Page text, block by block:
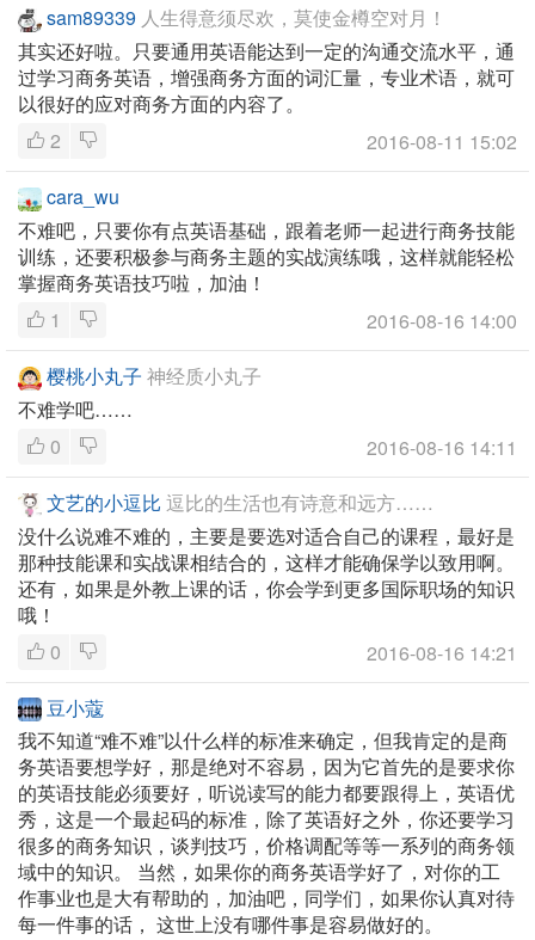
sam89339 人生得意须尽欢，莫使金樽空对月！
其实还好啦。只要通用英语能达到一定的沟通交流水平，通
过学习商务英语，增强商务方面的词汇量，专业术语，就可
以很好的应对商务方面的内容了。
2
2016-08-11 15:02
cara_wu
不难吧，只要你有点英语基础，跟着老师一起进行商务技能
训练，还要积极参与商务主题的实战演练哦，这样就能轻松
掌握商务英语技巧啦，加油！
1
2016-08-16 14:00
樱桃小丸子 神经质小丸子
不难学吧……
0
2016-08-16 14:11
文艺的小逗比 逗比的生活也有诗意和远方……
没什么说难不难的，主要是要选对适合自己的课程，最好是
那种技能课和实战课相结合的，这样才能确保学以致用啊。
还有，如果是外教上课的话，你会学到更多国际职场的知识
哦！
0
2016-08-16 14:21
豆小蔻
我不知道“难不难”以什么样的标准来确定，但我肯定的是商
务英语要想学好，那是绝对不容易，因为它首先的是要求你
的英语技能必须要好，听说读写的能力都要跟得上，英语优
秀，这是一个最起码的标准，除了英语好之外，你还要学习
很多的商务知识，谈判技巧，价格调配等等一系列的商务领
域中的知识。 当然，如果你的商务英语学好了，对你的工
作事业也是大有帮助的，加油吧，同学们，如果你认真对待
每一件事的话， 这世上没有哪件事是容易做好的。